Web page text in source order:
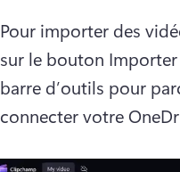
Pour importer des
sur le bouton
barre d’outils pour
connecter votre